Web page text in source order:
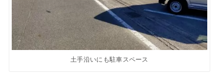
土手沿いにも駐車スペース